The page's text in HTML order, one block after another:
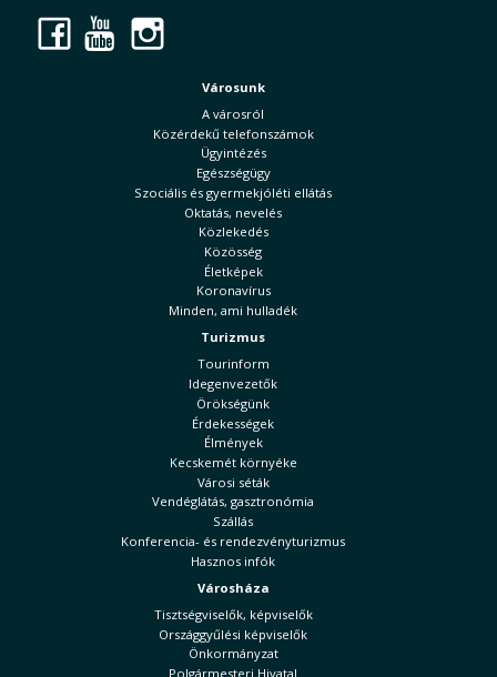
Facebook
YouTube
Városunk
A városról
Közérdekű telefonszámok
Ügyintézés
Egészségügy
Szociális és gyermekjóléti ellátás
Oktatás, nevelés
Közlekedés
Közösség
Életképek
Koronavírus
Minden, ami hulladék
Turizmus
Tourinform
Idegenvezetők
Örökségünk
Érdekességek
Élmények
Kecskemét környéke
Városi séták
Vendéglátás, gasztronómia
Szállás
Konferencia- és rendezvényturizmus
Hasznos infók
Városháza
Tisztségviselők, képviselők
Országgyűlési képviselők
Önkormányzat
Polgármesteri Hivatal